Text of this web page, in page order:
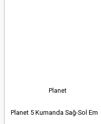
Planet
Planet 5 Kumanda Sağ-Sol Em